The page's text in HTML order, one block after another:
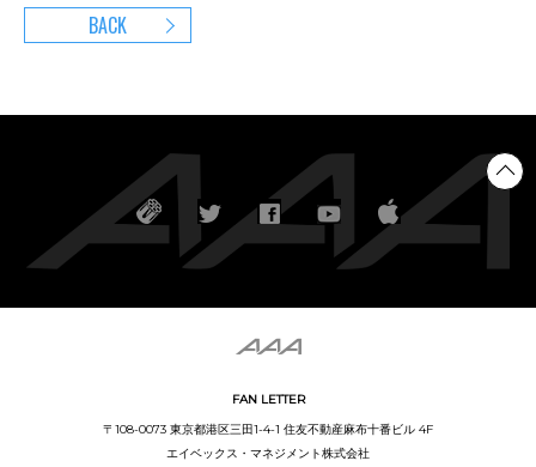
BACK
FAN LETTER
〒108-0073 東京都港区三田1-4-1 住友不動産麻布十番ビル 4F
エイベックス・マネジメント株式会社